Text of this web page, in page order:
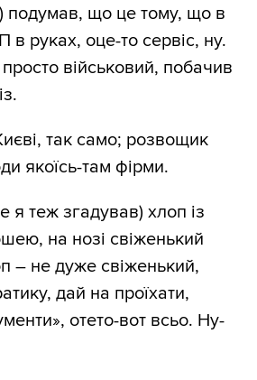
подумав, що це тому, що в
руках, оце-то сервіс, ну.
військовий, побачив
так само; розвощик
якоїсь-там фірми.
я теж згадував) хлоп із
на нозі свіженький
– не дуже свіженький,
дай на проїхати,
отето-вот всьо. Ну-